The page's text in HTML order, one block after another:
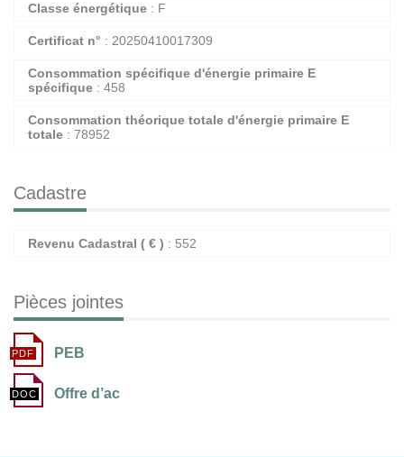
Classe énergétique : F
Certificat n° : 20250410017309
Consommation spécifique d'énergie primaire E
spécifique : 458
Consommation théorique totale d'énergie primaire E
totale : 78952
Cadastre
Revenu Cadastral ( € ) : 552
Pièces jointes
PEB
Offre d’ac